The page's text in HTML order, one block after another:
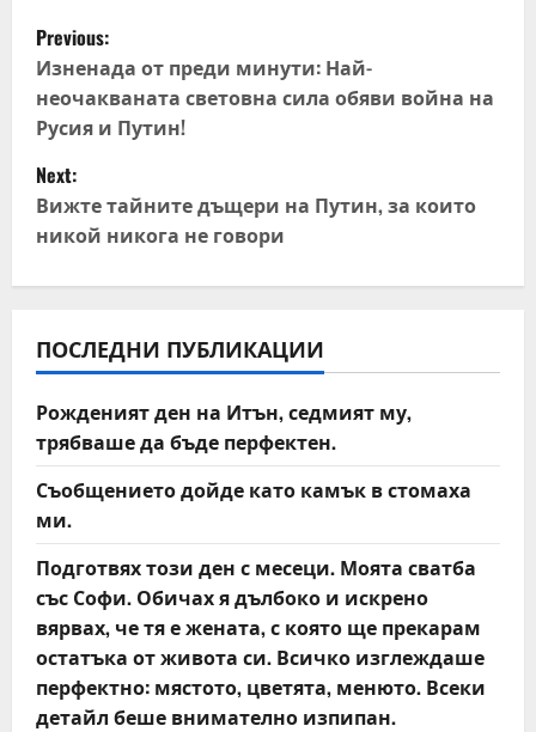
P
o
s
t
n
a
v
i
g
a
t
i
o
n
Previous:
Изненада от преди минути: Най-
неочакваната световна сила обяви война на
Русия и Путин!
Next:
Вижте тайните дъщери на Путин, за които
никой никога не говори
ПОСЛЕДНИ ПУБЛИКАЦИИ
Рожденият ден на Итън, седмият му,
трябваше да бъде перфектен.
Съобщението дойде като камък в стомаха
ми.
Подготвях този ден с месеци. Моята сватба
със Софи. Обичах я дълбоко и искрено
вярвах, че тя е жената, с която ще прекарам
остатъка от живота си. Всичко изглеждаше
перфектно: мястото, цветята, менюто. Всеки
детайл беше внимателно изпипан.